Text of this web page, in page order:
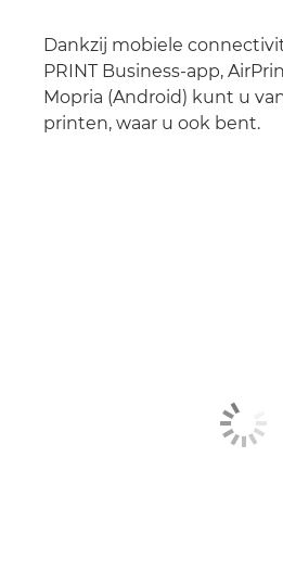
Dankzij mobiele
PRINT Business-app,
Mopria (Android) kunt u
printen, waar u ook bent.